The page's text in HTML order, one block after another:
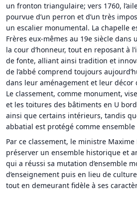
un fronton triangulaire; vers 1760,
pourvue d’un perron et d’un très
un escalier monumental. La chapelle
Frères eux-mêmes au 19e siècle dans
la cour d’honneur, tout en reposant à
de fonte, alliant ainsi tradition et
de l’abbé comprend toujours
dans leur aménagement et leur décor
Le classement, comme monument,
et les toitures des bâtiments en U
ainsi que certains intérieurs, tandis
abbatial est protégé comme
Par ce classement, le ministre
préserver un ensemble historique et
qui a réussi sa mutation d’ensemble
d’enseignement puis en lieu de
tout en demeurant fidèle à ses